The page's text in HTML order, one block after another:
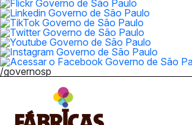
/governosp